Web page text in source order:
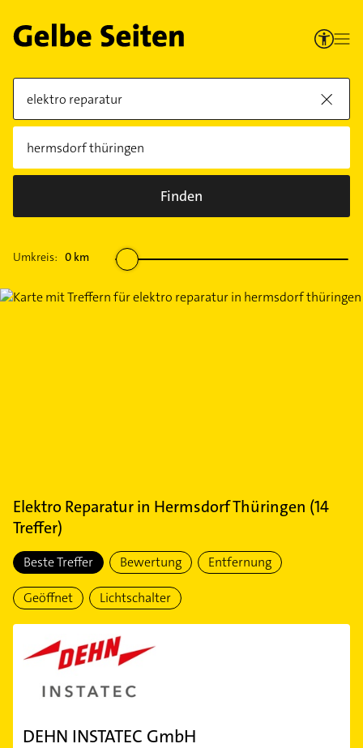
Finden
Umkreis: 0 km
Elektro Reparaturin Hermsdorf Thüringen (14
Treffer)
Beste Treffer Bewertung Entfernung
Geöffnet Lichtschalter
DEHN INSTATEC GmbH